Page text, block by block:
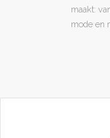
maakt:
mode en